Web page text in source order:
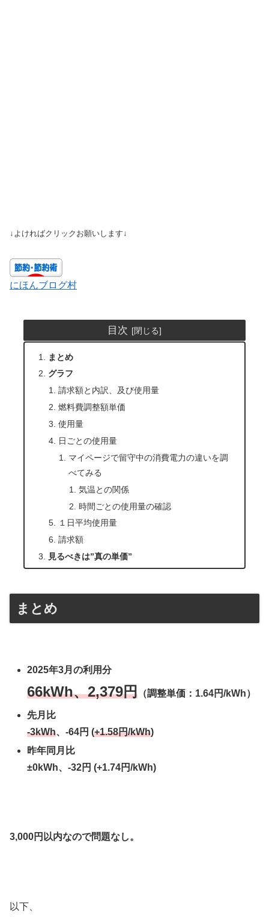
↓よければクリックお願いします↓
にほんブログ村
目次
まとめ
グラフ
請求額と内訳、及び使用量
燃料費調整額単価
使用量
日ごとの使用量
マイページで留守中の消費電力の違いを調
べてみる
気温との関係
時間ごとの使用量の確認
１日平均使用量
請求額
見るべきは”真の単価”
まとめ
2025年3月の利用分
66kWh、2,379円 （調整単価：1.64円/kWh）
先月比
-3kWh、-64円 (+1.58円/kWh)
昨年同月比
±0kWh、-32円 (+1.74円/kWh)
3,000円以内なので問題なし。
以下、